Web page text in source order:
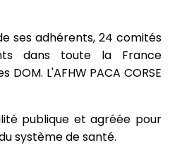
ses adhérents, 24 comités
dans toute la France
L'AFHW PACA CORSE
publique et agréée pour
système de santé.